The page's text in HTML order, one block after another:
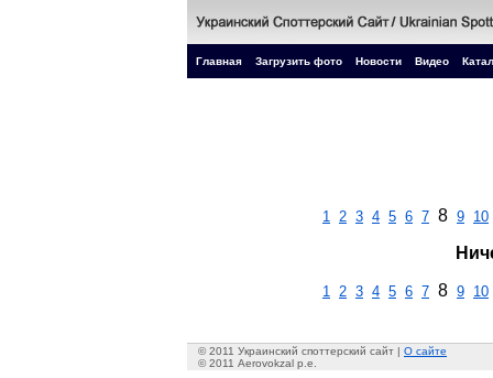
Главная Загрузить фото Новости Видео
1 2 3 4 5 6 7 8 9 10
1 2 3 4 5 6 7 8 9 10
© 2011 Украинский споттерский сайт | О сайте
© 2011 Aerovokzal p.e.